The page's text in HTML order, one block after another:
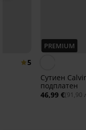
5
PREMIUM
Сутиен
подплатен
46,99 €(91,90